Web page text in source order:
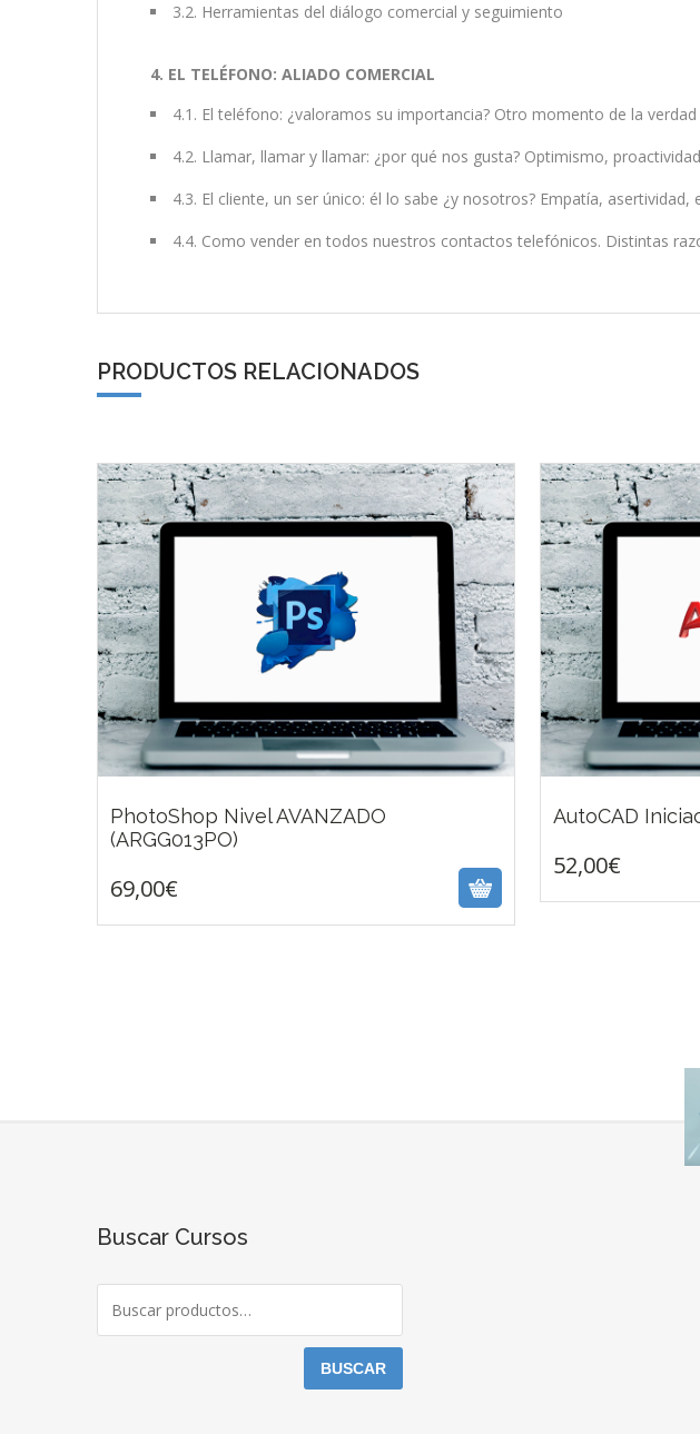
3.2. Herramientas del diálogo comercial y seguimiento
4. EL TELÉFONO: ALIADO COMERCIAL
4.1. El teléfono: ¿valoramos su importancia? Otro momento de la verdad
4.2. Llamar, llamar y llamar: ¿por qué nos gusta? Optimismo,
4.3. El cliente, un ser único: él lo sabe ¿y nosotros? Empatía, asertividad,
4.4. Como vender en todos nuestros contactos telefónicos. Distintas
PRODUCTOS RELACIONADOS
PhotoShop Nivel AVANZADO
(ARGG013PO)
69,00€
69,00€
AutoCAD
52,00€
Buscar Cursos
BUSCAR